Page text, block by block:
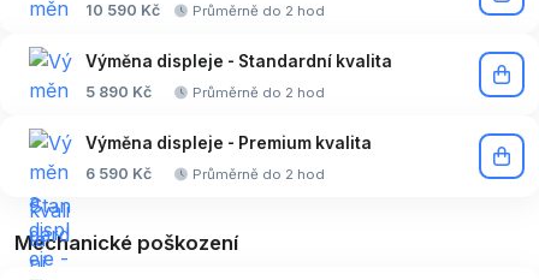
10 590 Kč Průměrně do 2 hod
Výměna displeje - Standardní kvalita
5 890 Kč Průměrně do 2 hod
Výměna displeje - Premium kvalita
6 590 Kč Průměrně do 2 hod
Mechanické poškození